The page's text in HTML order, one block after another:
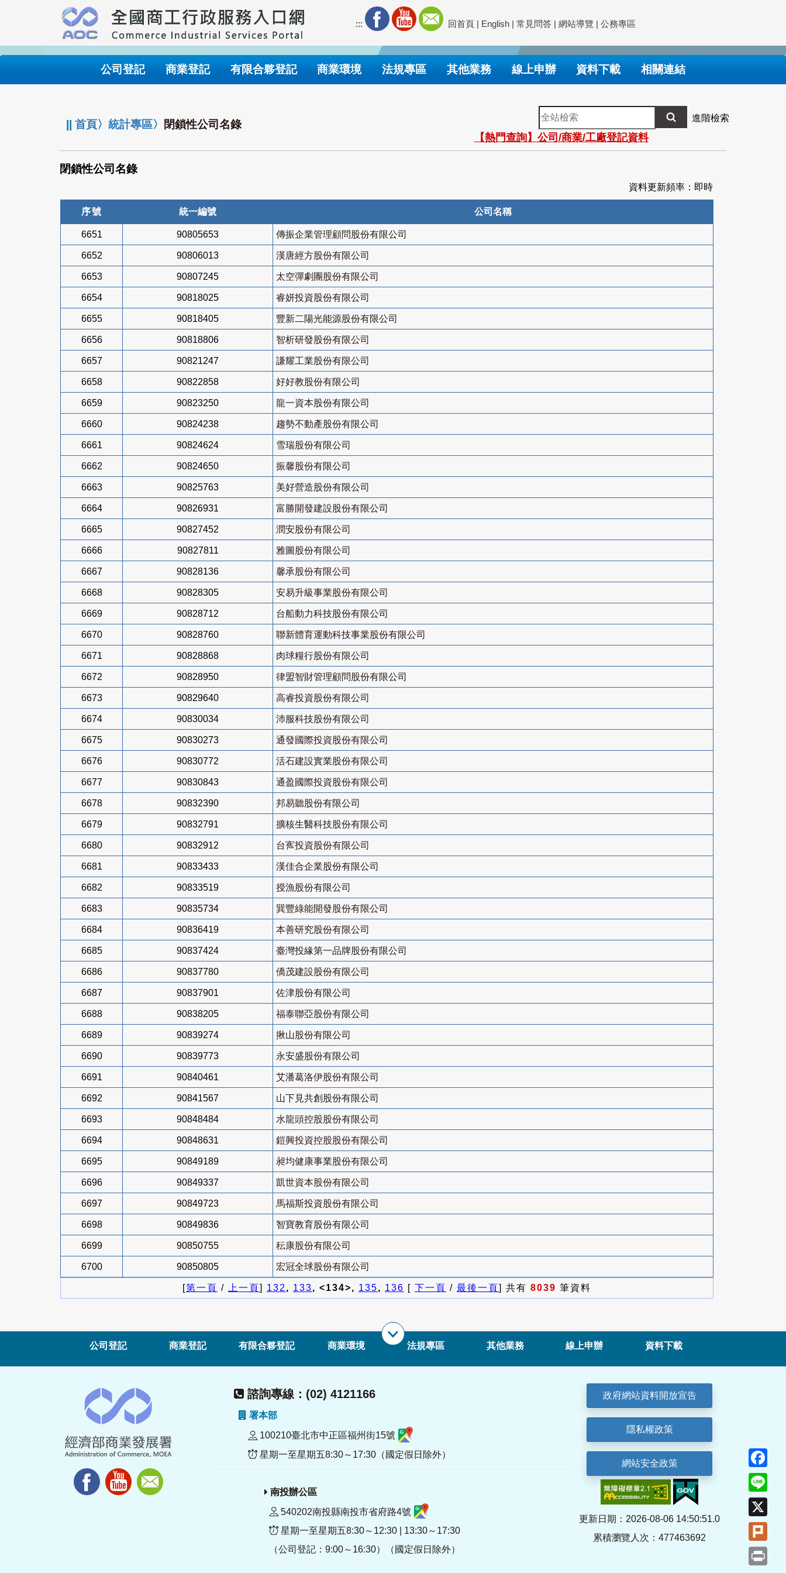
要
內
::: 回首頁 | English | 常見問答 | 網站導覽 | 公務專區
公司登記 商業登記 有限合夥登記 商業環境 法規專區 其他業務 線上申辦 資料下載 相關連結
||首頁〉統計專區〉 閉鎖性公司名錄
全
站
檢
索
進階檢索
【熱門查詢】公司/商業/工廠登記資料
閉鎖性公司名錄
資料更新頻率：即時
序號 統一編號 公司名稱
6651 90805653 傳振企業管理顧問股份有限公司
6652 90806013 漢唐經方股份有限公司
6653 90807245 太空彈劇團股份有限公司
6654 90818025 睿妍投資股份有限公司
6655 90818405 豐新二陽光能源股份有限公司
6656 90818806 智析研發股份有限公司
6657 90821247 謙耀工業股份有限公司
6658 90822858 好好教股份有限公司
6659 90823250 龍一資本股份有限公司
6660 90824238 趨勢不動產股份有限公司
6661 90824624 雪瑞股份有限公司
6662 90824650 振馨股份有限公司
6663 90825763 美好營造股份有限公司
6664 90826931 富勝開發建設股份有限公司
6665 90827452 潤安股份有限公司
6666 90827811 雅圖股份有限公司
6667 90828136 馨承股份有限公司
6668 90828305 安易升級事業股份有限公司
6669 90828712 台船動力科技股份有限公司
6670 90828760 聯新體育運動科技事業股份有限公司
6671 90828868 肉球糧行股份有限公司
6672 90828950 律盟智財管理顧問股份有限公司
6673 90829640 高睿投資股份有限公司
6674 90830034 沛服科技股份有限公司
6675 90830273 通發國際投資股份有限公司
6676 90830772 活石建設實業股份有限公司
6677 90830843 通盈國際投資股份有限公司
6678 90832390 邦易聽股份有限公司
6679 90832791 擴核生醫科技股份有限公司
6680 90832912 台寯投資股份有限公司
6681 90833433 漢佳合企業股份有限公司
6682 90833519 授漁股份有限公司
6683 90835734 巽豐綠能開發股份有限公司
6684 90836419 本善研究股份有限公司
6685 90837424 臺灣投緣第一品牌股份有限公司
6686 90837780 僑茂建設股份有限公司
6687 90837901 佐津股份有限公司
6688 90838205 福泰聯亞股份有限公司
6689 90839274 揪山股份有限公司
6690 90839773 永安盛股份有限公司
6691 90840461 艾潘葛洛伊股份有限公司
6692 90841567 山下見共創股份有限公司
6693 90848484 水龍頭控股股份有限公司
6694 90848631 鎧興投資控股股份有限公司
6695 90849189 昶均健康事業股份有限公司
6696 90849337 凱世資本股份有限公司
6697 90849723 馬福斯投資股份有限公司
6698 90849836 智寶教育股份有限公司
6699 90850755 秐康股份有限公司
6700 90850805 宏冠全球股份有限公司
[第一頁 / 上一頁] 132, 133, <134>, 135, 136 [ 下一頁 / 最後一頁] 共有 8039 筆資料
公司登記 商業登記 有限合夥登記 商業環境 法規專區 其他業務 線上申辦 資料下載
諮詢專線：(02) 4121166
署本部
100210臺北市中正區福州街15號
星期一至星期五8:30～17:30（國定假日除外）
南投辦公區
540202南投縣南投市省府路4號
星期一至星期五8:30～12:30 | 13:30～17:30
（公司登記：9:00～16:30）（國定假日除外）
政府網站資料開放宣告
隱私權政策
網站安全政策
更新日期：2026-08-06 14:50:51.0
累積瀏覽人次：477463692